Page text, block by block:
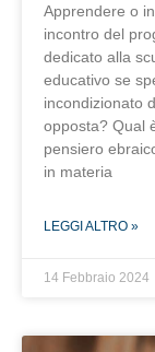
Apprendere o
incontro del
dedicato alla
educativo se
incondizionato
opposta? Qual
pensiero
in materia
LEGGI ALTRO »
14 Febbraio 2024